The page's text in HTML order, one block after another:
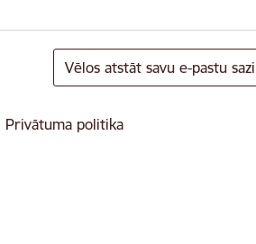
Vēlos atstāt savu e-pastu
Privātuma politika